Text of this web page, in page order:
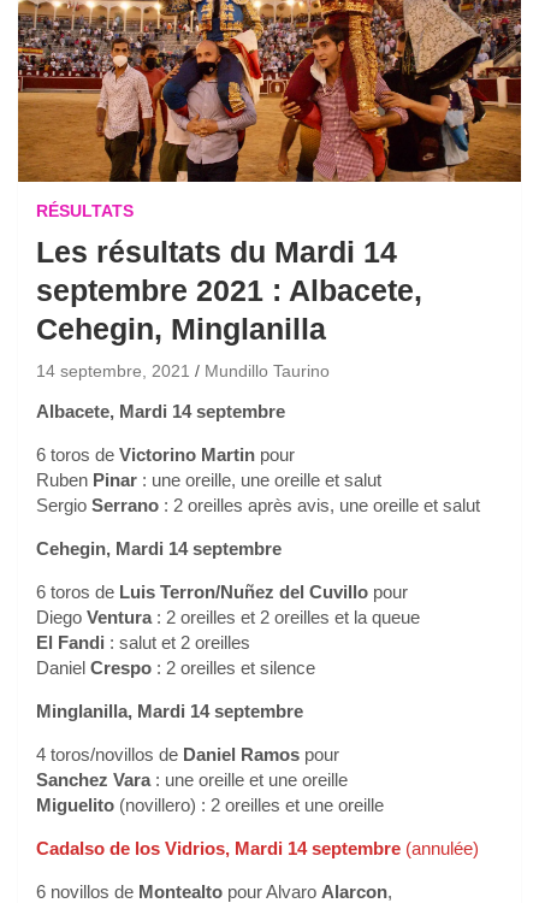
RÉSULTATS
Les résultats du Mardi 14
septembre 2021 : Albacete,
Cehegin, Minglanilla
14 septembre, 2021 Mundillo Taurino
Albacete, Mardi 14 septembre
6 toros de Victorino Martin pour
Ruben Pinar : une oreille, une oreille et salut
Sergio Serrano : 2 oreilles après avis, une oreille et salut
Cehegin, Mardi 14 septembre
6 toros de Luis Terron/Nuñez del Cuvillo pour
Diego Ventura: 2 oreilles et 2 oreilles et la queue
El Fandi : salut et 2 oreilles
Daniel Crespo : 2 oreilles et silence
Minglanilla, Mardi 14 septembre
4 toros/novillos de Daniel Ramos pour
Sanchez Vara: une oreille et une oreille
Miguelito (novillero) : 2 oreilles et une oreille
Cadalso de los Vidrios, Mardi 14 septembre (annulée)
6 novillos de Montealto pour Alvaro Alarcon,